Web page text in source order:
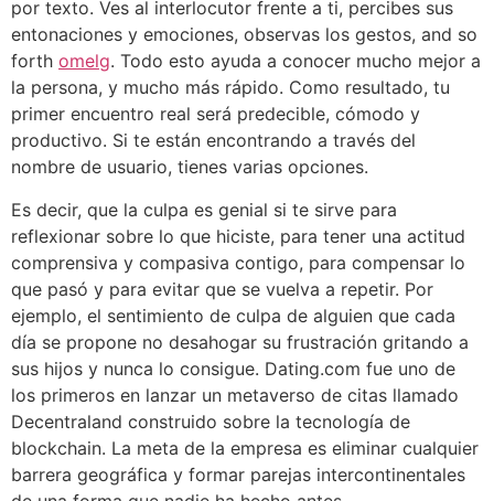
por texto. Ves al interlocutor frente a ti, percibes sus
entonaciones y emociones, observas los gestos, and so
forth omelg. Todo esto ayuda a conocer mucho mejor a
la persona, y mucho más rápido. Como resultado, tu
primer encuentro real será predecible, cómodo y
productivo. Si te están encontrando a través del
nombre de usuario, tienes varias opciones.
Es decir, que la culpa es genial si te sirve para
reflexionar sobre lo que hiciste, para tener una actitud
comprensiva y compasiva contigo, para compensar lo
que pasó y para evitar que se vuelva a repetir. Por
ejemplo, el sentimiento de culpa de alguien que cada
día se propone no desahogar su frustración gritando a
sus hijos y nunca lo consigue. Dating.com fue uno de
los primeros en lanzar un metaverso de citas llamado
Decentraland construido sobre la tecnología de
blockchain. La meta de la empresa es eliminar cualquier
barrera geográfica y formar parejas intercontinentales